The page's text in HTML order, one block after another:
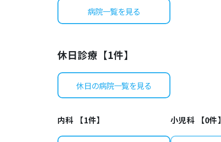
病院一覧を見る
休日診療【1件】
休日の病院一覧を見る
内科 【1件】 小児科 【0件】